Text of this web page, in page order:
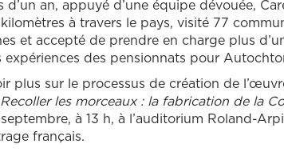
d’un an, appuyé d’une équipe dévouée,
à travers le pays, visité 77
et accepté de prendre en charge plus
expériences des pensionnats pour
plus sur le processus de création de
Recoller les morceaux : la fabrication de la
à 13 h, à l’auditorium Roland-
français.